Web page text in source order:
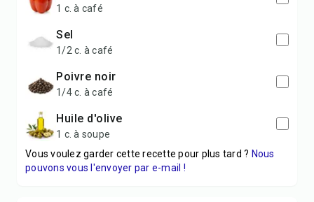
1 c. à café
sel
1/2 c. à café
poivre noir
1/4 c. à café
huile d'olive
1 c. à soupe
Vous voulez garder cette recette pour plus tard ? Nous
pouvons vous l'envoyer par e-mail !